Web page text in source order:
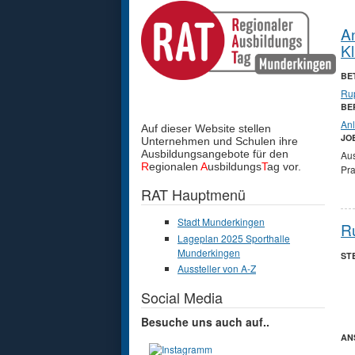
Auf dieser Website stellen
Unternehmen und Schulen ihre
Ausbildungsangebote für den
Regionalen AusbildungsTag vor.
RAT Hauptmenü
Stadt Munderkingen
Lageplan 2025 Sporthalle
Munderkingen
Aussteller von A-Z
Social Media
Besuche uns auch auf..